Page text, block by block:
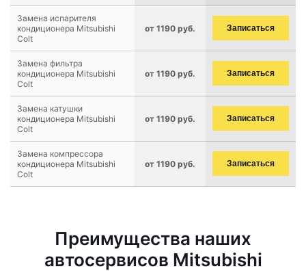
Замена испарителя
кондиционера Mitsubishi
Colt
от 1190 руб. Записаться
Замена фильтра
кондиционера Mitsubishi
Colt
от 1190 руб. Записаться
Замена катушки
кондиционера Mitsubishi
Colt
от 1190 руб. Записаться
Замена компрессора
кондиционера Mitsubishi
Colt
от 1190 руб. Записаться
Преимущества наших
автосервисов Mitsubishi